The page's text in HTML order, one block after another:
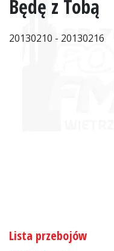
Będę z Tobą
20130210 - 20130216
Lista przebojów